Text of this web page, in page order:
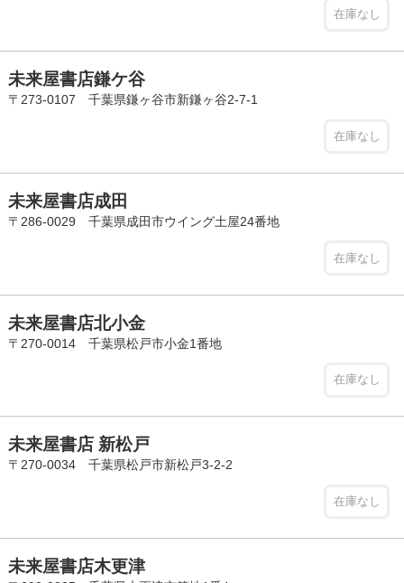
在庫なし
未来屋書店鎌ケ谷
〒273-0107 千葉県鎌ヶ谷市新鎌ヶ谷2-7-1
在庫なし
未来屋書店成田
〒286-0029 千葉県成田市ウイング土屋24番地
在庫なし
未来屋書店北小金
〒270-0014 千葉県松戸市小金1番地
在庫なし
未来屋書店 新松戸
〒270-0034 千葉県松戸市新松戸3-2-2
在庫なし
未来屋書店木更津